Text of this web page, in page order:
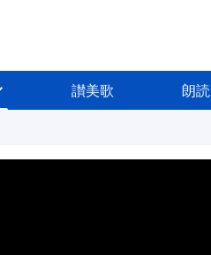
讃美歌 朗読